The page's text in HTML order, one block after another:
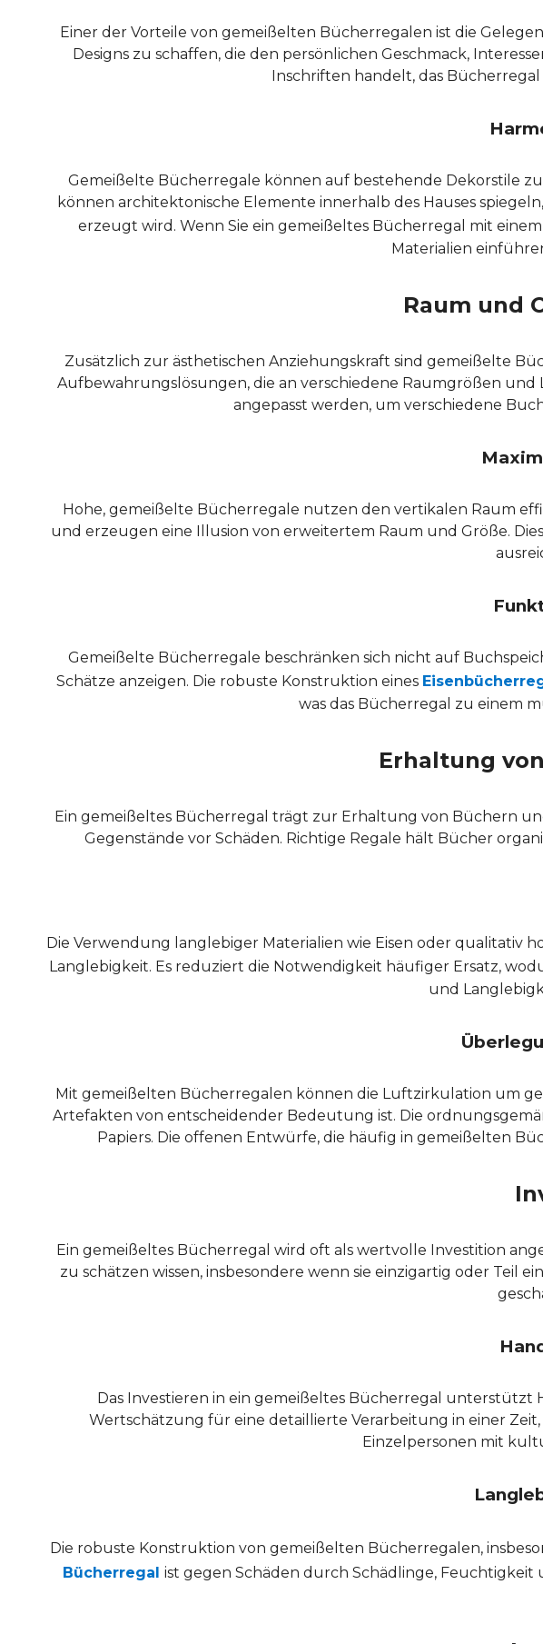
Einer der Vorteile von gemeißelten Bücherregalen ist die
Designs zu schaffen, die den persönlichen Geschmack,
Inschriften handelt, das
Gemeißelte Bücherregale können auf bestehende Dekorstile
können architektonische Elemente innerhalb des Hauses
erzeugt wird. Wenn Sie ein gemeißeltes Bücherregal mit einem
Materialien
Raum und
Zusätzlich zur ästhetischen Anziehungskraft sind gemeißelte
Aufbewahrungslösungen, die an verschiedene Raumgrößen
angepasst werden, um verschiedene
Hohe, gemeißelte Bücherregale nutzen den vertikalen Raum
und erzeugen eine Illusion von erweitertem Raum und Größe.
Gemeißelte Bücherregale beschränken sich nicht auf
Schätze anzeigen. Die robuste Konstruktion eines
was das Bücherregal zu einem
Erhaltung
Ein gemeißeltes Bücherregal trägt zur Erhaltung von Büchern
Gegenstände vor Schäden. Richtige Regale hält Bücher
Die Verwendung langlebiger Materialien wie Eisen oder
Langlebigkeit. Es reduziert die Notwendigkeit häufiger Ersatz,
und
Mit gemeißelten Bücherregalen können die Luftzirkulation um
Artefakten von entscheidender Bedeutung ist. Die
Papiers. Die offenen Entwürfe, die häufig in gemeißelten
Ein gemeißeltes Bücherregal wird oft als wertvolle Investition
zu schätzen wissen, insbesondere wenn sie einzigartig oder Teil
Das Investieren in ein gemeißeltes Bücherregal
Wertschätzung für eine detaillierte Verarbeitung in einer
Einzelpersonen mit
Die robuste Konstruktion von gemeißelten Bücherregalen,
Bücherregal ist gegen Schäden durch Schädlinge,